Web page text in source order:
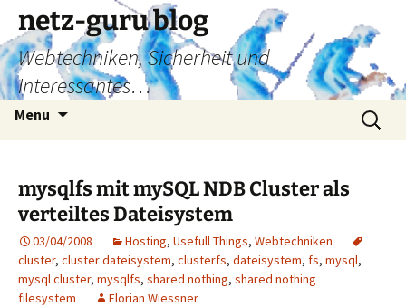
Skip
content
netz-guru blog
Webtechniken, Sicherheit und
Interessantes…
Menu
Search
for:
mysqlfs mit mySQL NDB Cluster als
verteiltes Dateisystem
03/04/2008 Hosting, Usefull Things, Webtechniken
cluster, cluster dateisystem, clusterfs, dateisystem, fs, mysql,
mysql cluster, mysqlfs, shared nothing, shared nothing
filesystem
Florian Wiessner